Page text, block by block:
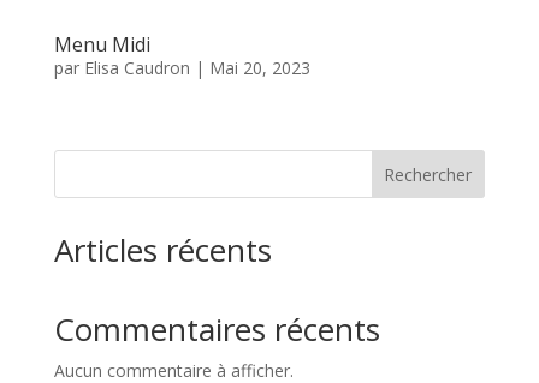
Menu Midi
par Elisa Caudron | Mai 20, 2023
Rechercher
Articles récents
Commentaires récents
Aucun commentaire à afficher.